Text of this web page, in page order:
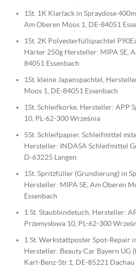
1St. 1K Klarlack in Spraydose
Am Oberen Moos 1, DE-84051
1St. 2K Polyesterfüllspachtel
Härter 250g Hersteller: MIPA SE,
84051 Essenbach
1St. kleine Japanspachtel,
Moos 1, DE-84051 Essenbach
1St. Schleifkorke, Hersteller: APP
10, PL-62-300 Września
5St. Schleifpapier, Schleifmittel
Hersteller: INDASA Schleifmittel
D-63225 Langen
1St. Spritzfüller (Grundierung) in
Hersteller: MIPA SE, Am Oberen
Essenbach
1 St. Staubbindetuch, Hersteller:
Przemysłowa 10, PL-62-300
1 St. Werkstattposter Spot-Repair
Hersteller: Beauty Car Bayern UG
Karl-Benz-Str.1, DE-85221 Dachau